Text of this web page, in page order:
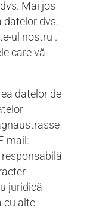
Mai jos
datelor dvs.
ul nostru .
care vă
datelor de
mail:
juridică
cu alte